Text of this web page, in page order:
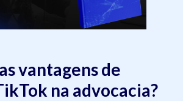
vantagens de
na advocacia?